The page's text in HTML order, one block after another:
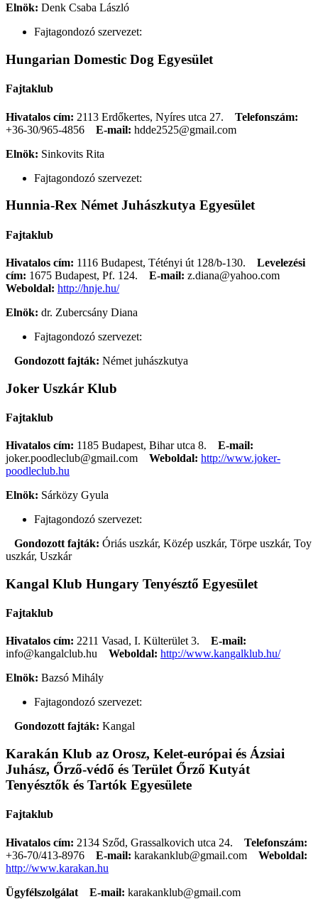
Elnök: Denk Csaba László
Fajtagondozó szervezet:
Hungarian Domestic Dog Egyesület
Fajtaklub
Hivatalos cím: 2113 Erdőkertes, Nyíres utca 27. Telefonszám:
+36-30/965-4856
E-mail: hdde2525@gmail.com
Elnök: Sinkovits Rita
Fajtagondozó szervezet:
Hunnia-Rex Német Juhászkutya Egyesület
Fajtaklub
Hivatalos cím: 1116 Budapest, Tétényi út 128/b-130. Levelezési
cím: 1675 Budapest, Pf. 124. E-mail: z.diana@yahoo.com
Weboldal: http://hnje.hu/
Elnök: dr. Zubercsány Diana
Fajtagondozó szervezet:
Gondozott fajták: Német juhászkutya
Joker Uszkár Klub
Fajtaklub
Hivatalos cím: 1185 Budapest, Bihar utca 8. E-mail:
joker.poodleclub@gmail.com
Weboldal: http://www.joker-
poodleclub.hu
Elnök: Sárközy Gyula
Fajtagondozó szervezet:
Gondozott fajták: Óriás uszkár, Közép uszkár, Törpe uszkár, Toy
uszkár, Uszkár
Kangal Klub Hungary Tenyésztő Egyesület
Fajtaklub
Hivatalos cím: 2211 Vasad, I. Külterület 3. E-mail:
info@kangalclub.hu
Weboldal: http://www.kangalklub.hu/
Elnök: Bazsó Mihály
Fajtagondozó szervezet:
Gondozott fajták: Kangal
Karakán Klub az Orosz, Kelet-európai és Ázsiai
Juhász, Őrző-védő és Terület Őrző Kutyát
Tenyésztők és Tartók Egyesülete
Fajtaklub
Hivatalos cím: 2134 Sződ, Grassalkovich utca 24. Telefonszám:
+36-70/413-8976
E-mail: karakanklub@gmail.com
Weboldal:
http://www.karakan.hu
Ügyfélszolgálat
E-mail: karakanklub@gmail.com